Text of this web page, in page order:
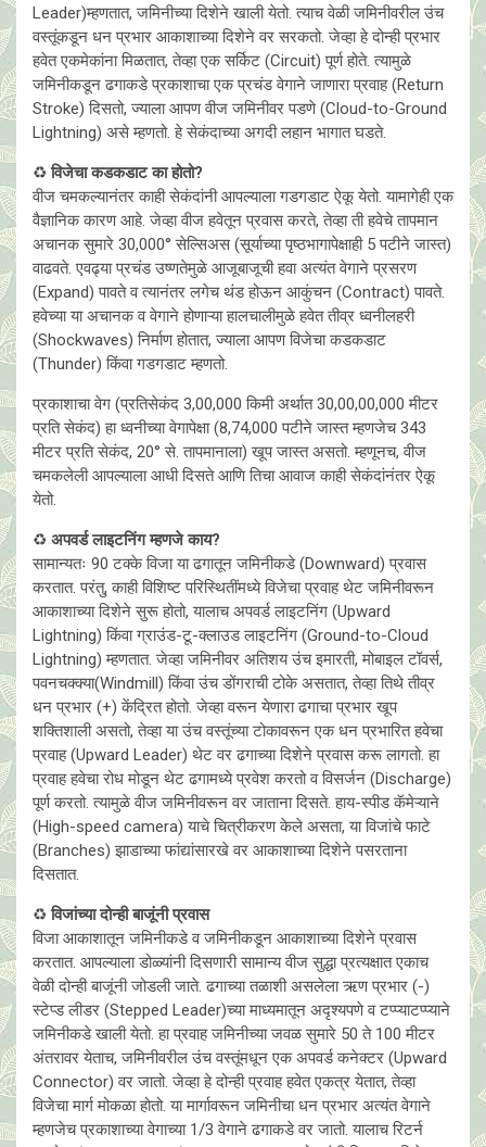
Leader)म्हणतात, जमिनीच्या दिशेने खाली येतो. त्याच वेळी जमिनीवरील उंच
वस्तूंकडून धन प्रभार आकाशाच्या दिशेने वर सरकतो. जेव्हा हे दोन्ही प्रभार
हवेत एकमेकांना मिळतात, तेव्हा एक सर्किट (Circuit) पूर्ण होते. त्यामुळे
जमिनीकडून ढगाकडे प्रकाशाचा एक प्रचंड वेगाने जाणारा प्रवाह (Return
Stroke) दिसतो, ज्याला आपण वीज जमिनीवर पडणे (Cloud-to-Ground
Lightning) असे म्हणतो. हे सेकंदाच्या अगदी लहान भागात घडते.
♻️विजेचा कडकडाट का होतो?
वीज चमकल्यानंतर काही सेकंदांनी आपल्याला गडगडाट ऐकू येतो. यामागेही एक
वैज्ञानिक कारण आहे. जेव्हा वीज हवेतून प्रवास करते, तेव्हा ती हवेचे तापमान
अचानक सुमारे 30,000° सेल्सिअस (सूर्याच्या पृष्ठभागापेक्षाही 5 पटीने जास्त)
वाढवते. एवढ्या प्रचंड उष्णतेमुळे आजूबाजूची हवा अत्यंत वेगाने प्रसरण
(Expand) पावते व त्यानंतर लगेच थंड होऊन आकुंचन (Contract) पावते.
हवेच्या या अचानक व वेगाने होणाऱ्या हालचालीमुळे हवेत तीव्र ध्वनीलहरी
(Shockwaves) निर्माण होतात, ज्याला आपण विजेचा कडकडाट
(Thunder) किंवा गडगडाट म्हणतो.
प्रकाशाचा वेग (प्रतिसेकंद 3,00,000 किमी अर्थात 30,00,00,000 मीटर
प्रति सेकंद) हा ध्वनीच्या वेगापेक्षा (8,74,000 पटीने जास्त म्हणजेच 343
मीटर प्रति सेकंद, 20° से. तापमानाला) खूप जास्त असतो. म्हणूनच, वीज
चमकलेली आपल्याला आधी दिसते आणि तिचा आवाज काही सेकंदांनंतर ऐकू
येतो.
♻️ अपवर्ड लाइटनिंग म्हणजे काय?
सामान्यतः 90 टक्के विजा या ढगातून जमिनीकडे (Downward) प्रवास
करतात. परंतु, काही विशिष्ट परिस्थितींमध्ये विजेचा प्रवाह थेट जमिनीवरून
आकाशाच्या दिशेने सुरू होतो, यालाच अपवर्ड लाइटनिंग (Upward
Lightning) किंवा ग्राउंड-टू-क्लाउड लाइटनिंग (Ground-to-Cloud
Lightning) म्हणतात. जेव्हा जमिनीवर अतिशय उंच इमारती, मोबाइल टॉवर्स,
पवनचक्क्या(Windmill) किंवा उंच डोंगराची टोके असतात, तेव्हा तिथे तीव्र
धन प्रभार (+) केंद्रित होतो. जेव्हा वरून येणारा ढगाचा प्रभार खूप
शक्तिशाली असतो, तेव्हा या उंच वस्तूंच्या टोकावरून एक धन प्रभारित हवेचा
प्रवाह (Upward Leader) थेट वर ढगाच्या दिशेने प्रवास करू लागतो. हा
प्रवाह हवेचा रोध मोडून थेट ढगामध्ये प्रवेश करतो व विसर्जन (Discharge)
पूर्ण करतो. त्यामुळे वीज जमिनीवरून वर जाताना दिसते. हाय-स्पीड कॅमेऱ्याने
(High-speed camera) याचे चित्रीकरण केले असता, या विजांचे फाटे
(Branches) झाडाच्या फांद्यांसारखे वर आकाशाच्या दिशेने पसरताना
दिसतात.
♻️विजांच्या दोन्ही बाजूंनी प्रवास
विजा आकाशातून जमिनीकडे व जमिनीकडून आकाशाच्या दिशेने प्रवास
करतात. आपल्याला डोळ्यांनी दिसणारी सामान्य वीज सुद्धा प्रत्यक्षात एकाच
वेळी दोन्ही बाजूंनी जोडली जाते. ढगाच्या तळाशी असलेला ऋण प्रभार (-)
स्टेप्ड लीडर (Stepped Leader)च्या माध्यमातून अदृश्यपणे व टप्प्याटप्प्याने
जमिनीकडे खाली येतो. हा प्रवाह जमिनीच्या जवळ सुमारे 50 ते 100 मीटर
अंतरावर येताच, जमिनीवरील उंच वस्तूंमधून एक अपवर्ड कनेक्टर (Upward
Connector) वर जातो. जेव्हा हे दोन्ही प्रवाह हवेत एकत्र येतात, तेव्हा
विजेचा मार्ग मोकळा होतो. या मार्गावरून जमिनीचा धन प्रभार अत्यंत वेगाने
म्हणजेच प्रकाशाच्या वेगाच्या 1/3 वेगाने ढगाकडे वर जातो. यालाच रिटर्न